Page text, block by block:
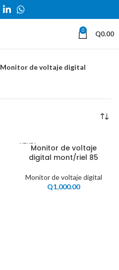
0 Q0.00
Monitor de voltaje digital
VENDI
DOMonitor de voltaje
digital mont/riel 85
Monitor de voltaje digital
Q1,000.00